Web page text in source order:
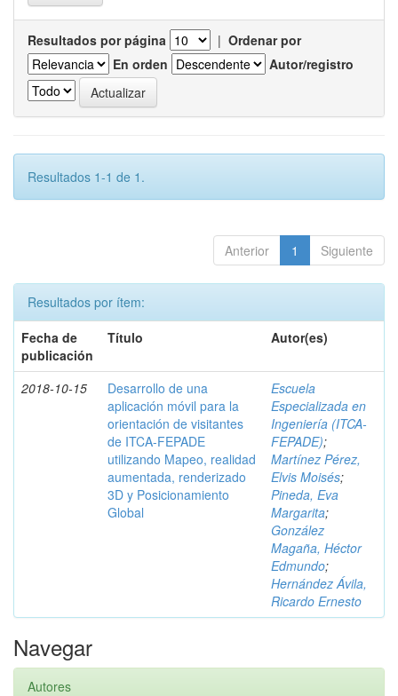
Resultados por página | Ordenar por
En orden
Autor/registro
Resultados 1-1 de 1.
Anterior 1 Siguiente
Resultados por ítem:
Fecha de
publicación
Título Autor(es)
2018-10-15
Desarrollo de una
aplicación móvil para la
orientación de visitantes
de ITCA-FEPADE
utilizando Mapeo, realidad
aumentada, renderizado
3D y Posicionamiento
Global
Escuela
Especializada en
Ingeniería (ITCA-
FEPADE);
Martínez Pérez,
Elvis Moisés;
Pineda, Eva
Margarita;
González
Magaña, Héctor
Edmundo;
Hernández Ávila,
Ricardo Ernesto
Navegar
Autores